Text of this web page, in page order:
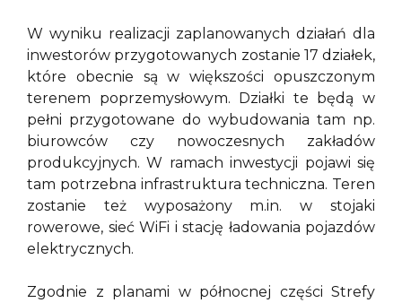
W wyniku realizacji zaplanowanych działań dla
inwestorów przygotowanych zostanie 17 działek,
które obecnie są w większości opuszczonym
terenem poprzemysłowym. Działki te będą w
pełni przygotowane do wybudowania tam np.
biurowców czy nowoczesnych zakładów
produkcyjnych. W ramach inwestycji pojawi się
tam potrzebna infrastruktura techniczna. Teren
zostanie też wyposażony m.in. w stojaki
rowerowe, sieć WiFi i stację ładowania pojazdów
elektrycznych.
Zgodnie z planami w północnej części Strefy